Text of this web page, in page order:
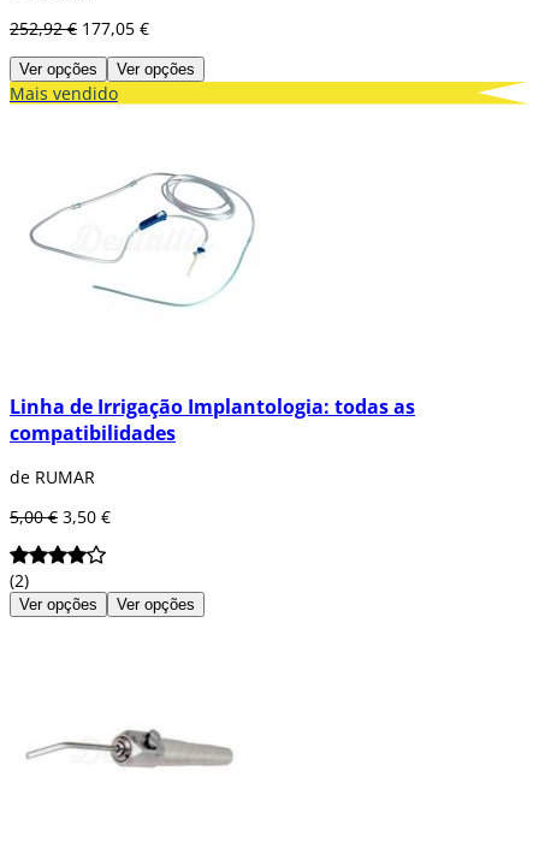
252,92 € 177,05 €
Ver opções Ver opções
Mais vendido
Linha de Irrigação Implantologia: todas as
compatibilidades
de RUMAR
5,00 € 3,50 €
(2)
Ver opções Ver opções